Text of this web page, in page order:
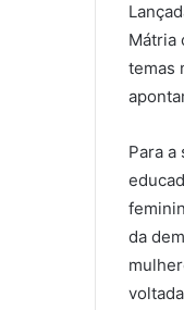
Mátria
temas
Para a
da